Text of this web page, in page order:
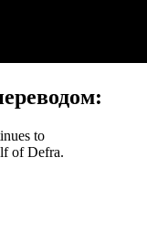
to
of Defra.